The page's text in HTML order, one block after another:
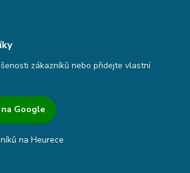
zákazníků nebo přidejte vlastní
Google
na Heurece